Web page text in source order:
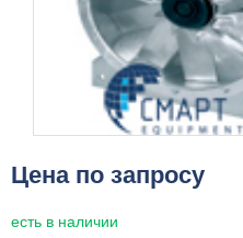
Цена по запросу
есть в наличии